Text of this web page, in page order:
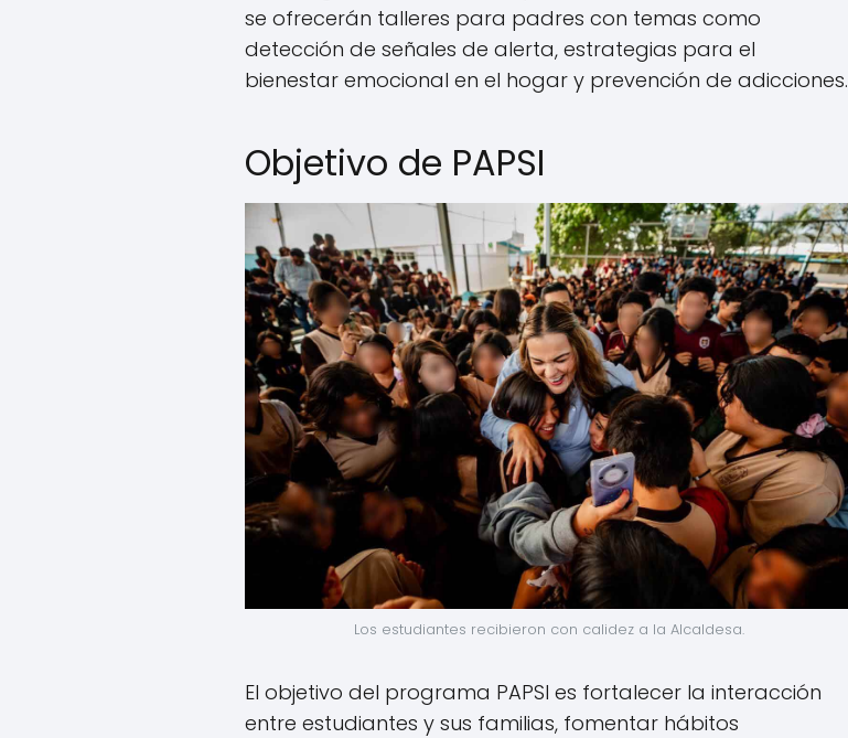
se ofrecerán talleres para padres con temas como
detección de señales de alerta, estrategias para el
bienestar emocional en el hogar y prevención de adicciones.
Objetivo de PAPSI
Los estudiantes recibieron con calidez a la Alcaldesa.
El objetivo del programa PAPSI es fortalecer la interacción
entre estudiantes y sus familias, fomentar hábitos